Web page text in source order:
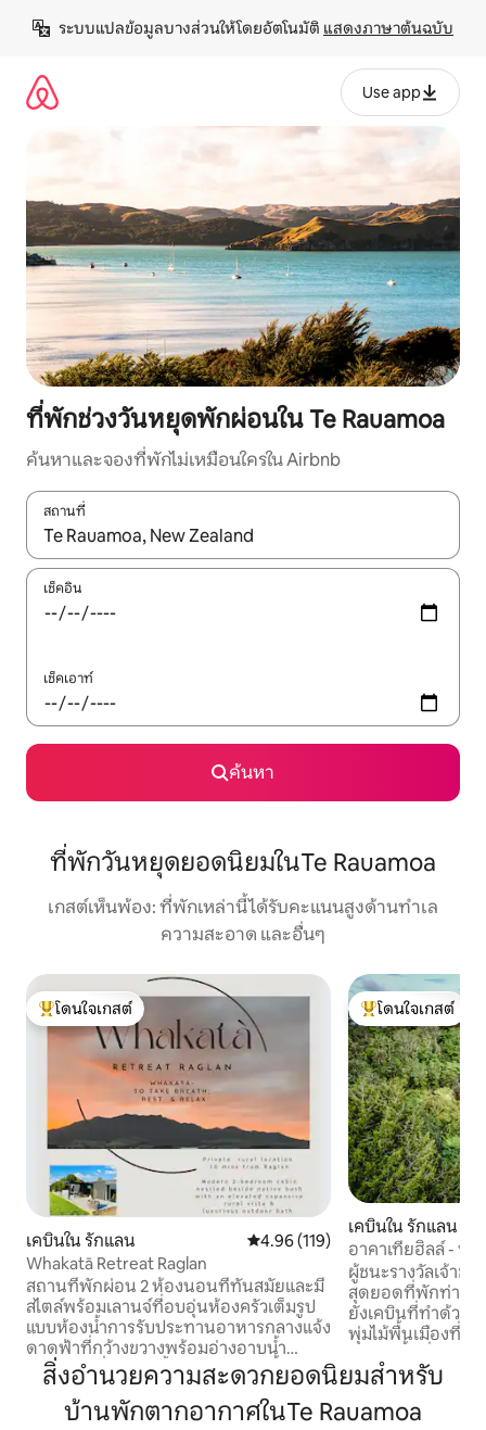
เนื้อหา
ระบบแปลข้อมูลบางส่วนให้โดยอัตโนมัติ แสดงภาษาต้นฉบับ
Use app
ที่พักช่วงวันหยุดพักผ่อนใน Te Rauamoa
ค้นหาและจองที่พักไม่เหมือนใครใน Airbnb
สถานที่
ใช้ลูกศรขึ้นลง หรือใช้การสัมผัสหรือปัด เพื่อสำรวจผลการค้นหา
เช็คอิน
เช็คเอาท์
ค้นหา
ที่พักวันหยุดยอดนิยมในTe Rauamoa
เกสต์เห็นพ้อง: ที่พักเหล่านี้ได้รับคะแนนสูงด้านทำเล
ความสะอาด และอื่นๆ
โดนใจเกสต์ที่สุด
โดนใจเกสต์
เคบินใน รักแลน คะแนนเฉลี่ย 4.96 จาก 5, 119 รีวิว
4.96 (119)
Whakatā Retreat Raglan
สถานที่พักผ่อน 2 ห้องนอนที่ทันสมัยและมี
สไตล์พร้อมเลานจ์ที่อบอุ่นห้องครัวเต็มรูป
แบบห้องน้ำการรับประทานอาหารกลางแจ้ง
ดาดฟ้าที่กว้างขวางพร้อมอ่างอาบน้ำ
ธรรมชาติที่หรูหราตั้งอยู่ข้างพุ่มไม้พื้นเมือง
ฟังเพลงของนกในขณะที่เพลิดเพลินกับ
ทิวทัศน์ชนบทที่สูงขึ้นของ Mt Karioi และ
โดนใจเกสต์ที่สุด
โดนใจเกสต์
เคบินใน รักแลน
อาคาเทียฮิลล์ - ที่
เงียบสงบ
ผู้ชนะรางวัลเจ้าข
สุดยอดที่พักท่ามกลางธ
ยังเคบินที่ทำด้วยมื
พุ่มไม้พื้นเมืองที่ไ
Karioi คุณสามารถ
ครั้งและเพลิดเพลิ
สิ่งอำนวยความสะดวกยอดนิยมสำหรับ
บ้านพักตากอากาศในTe Rauamoa